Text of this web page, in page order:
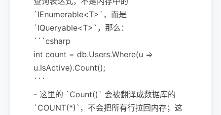
`IEnumerable<T>`，而是
`IQueryable<T>`，那么：
```csharp
int count = db.Users.Where(u =>
u.IsActive).Count();
```
- 这里的 `Count()` 会被翻译成数据库的
`COUNT(*)`，不会把所有行拉回内存；这